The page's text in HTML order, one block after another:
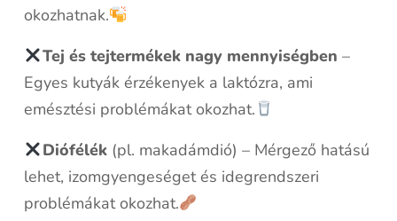
okozhatnak.
Tej és tejtermékek nagy mennyiségben –
Egyes kutyák érzékenyek a laktózra, ami
emésztési problémákat okozhat.
Diófélék (pl. makadámdió) – Mérgező hatású
lehet, izomgyengeséget és idegrendszeri
problémákat okozhat.